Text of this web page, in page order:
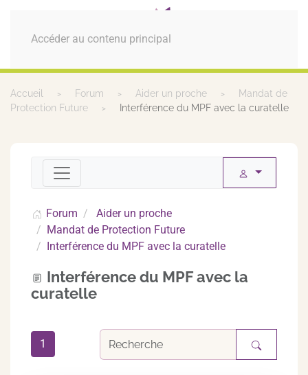
Accéder au contenu principal
MENU
Accueil Forum Aider un proche
Mandat de
Protection Future
Interférence du MPF avec la curatelle
Forum
Aider un proche
Mandat de Protection Future
Interférence du MPF avec la curatelle
Interférence du MPF avec la
curatelle
1